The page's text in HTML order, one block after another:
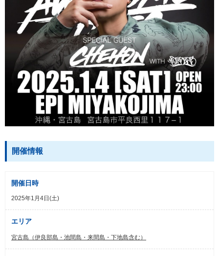
開催情報
開催日時
2025年1月4日(土)
エリア
宮古島（伊良部島・池間島・来間島・下地島含む）